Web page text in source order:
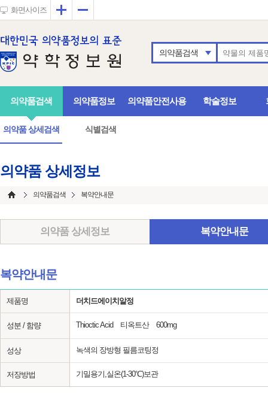
화면사이즈 확대
의약품검색
의약품검색
의약품 상세검색 식별검색
의약품정보 의약품안전사용 학술정보
의약품 상세정보
의약품검색 복약안내문
의약품 상세정보 복약안내문
복약안내문
제품명 더치드에이치알정
성분 / 함량 Thioctic Acid 티옥트산 600mg
성상 녹색의 장방형 필름코팅정
저장방법 기밀용기,실온(1-30℃)보관